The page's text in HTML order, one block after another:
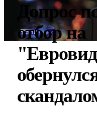
Допрос
отбор на